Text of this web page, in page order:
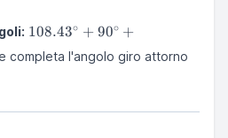
108.43^\circ
+
108.43∘ + 90∘ +
completa l'angolo giro attorno